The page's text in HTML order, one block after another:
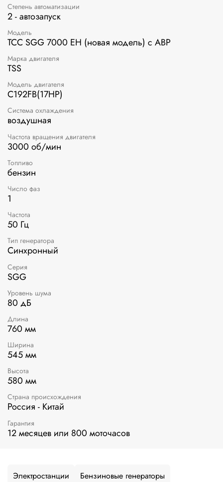
Степень автоматизации
2 - автозапуск
Модель
ТСС SGG 7000 EH (новая модель) с АВР
Марка двигателя
TSS
Модель двигателя
C192FB(17HP)
Система охлаждения
воздушная
Частота вращения двигателя
3000 об/мин
Топливо
бензин
Число фаз
1
Частота
50 Гц
Тип генератора
Синхронный
Серия
SGG
Уровень шума
80 дБ
Длина
760 мм
Ширина
545 мм
Высота
580 мм
Страна происхождения
Россия - Китай
Гарантия
12 месяцев или 800 моточасов
Электростанции
Бензиновые генераторы